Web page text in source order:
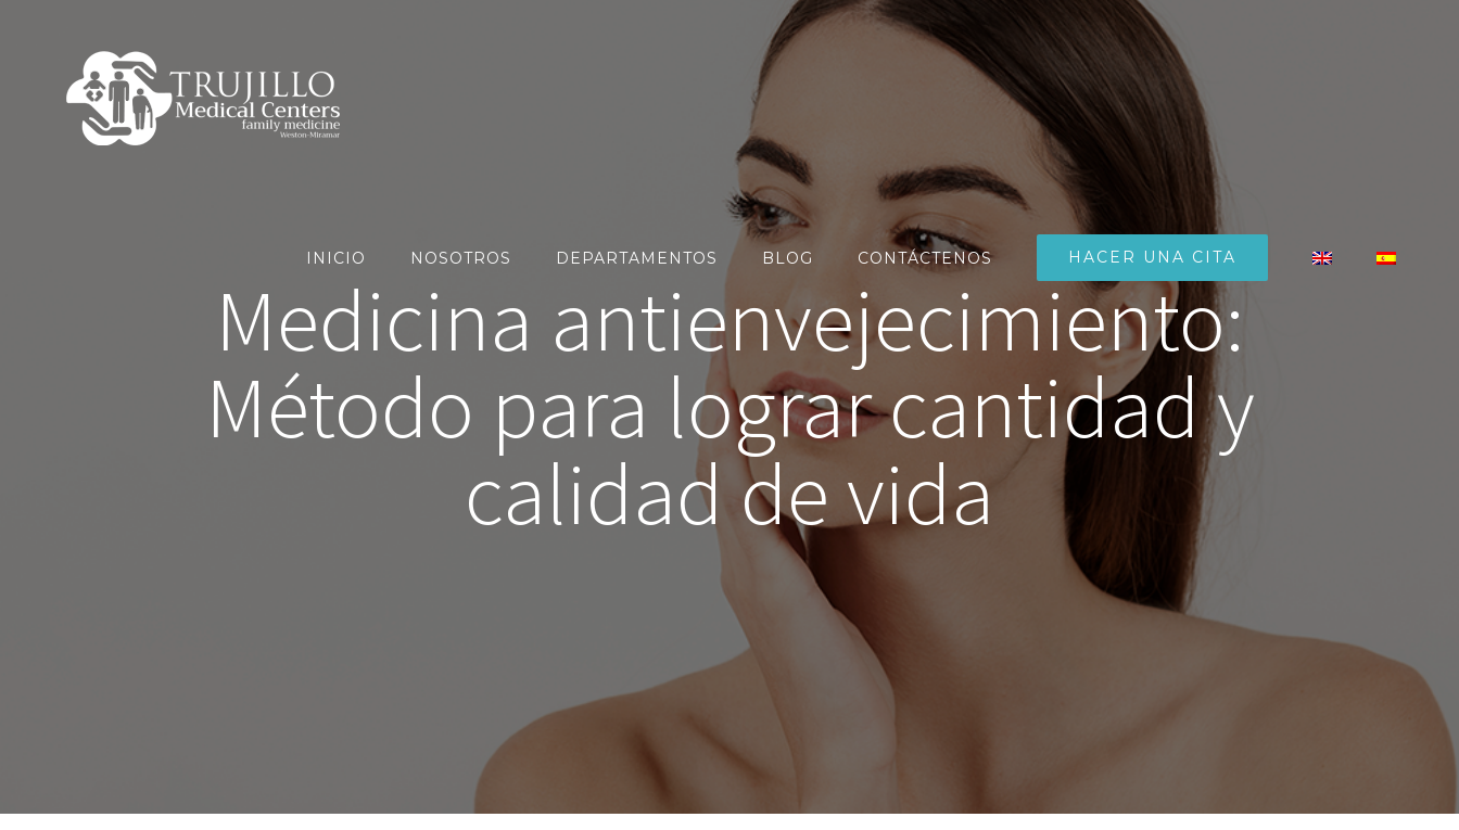
INICIO NOSOTROS DEPARTAMENTOS BLOG CONTÁCTENOS HACER UNA CITA
Medicina antienvejecimiento:
Método para lograr cantidad y
calidad de vida